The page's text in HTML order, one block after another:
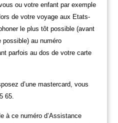
ou votre enfant par exemple
de votre voyage aux Etats-
le plus tôt possible (avant
possible) au numéro
parfois au dos de votre carte
d’une mastercard, vous
65.
à ce numéro d’Assistance